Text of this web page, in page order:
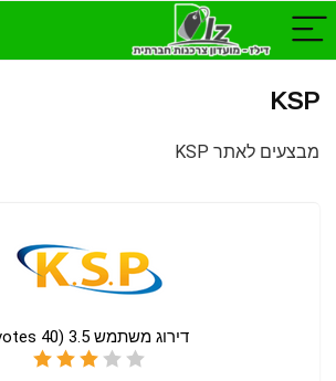
KSP
מבצעים לאתר KSP
דירוג משתמש3.5
(
40